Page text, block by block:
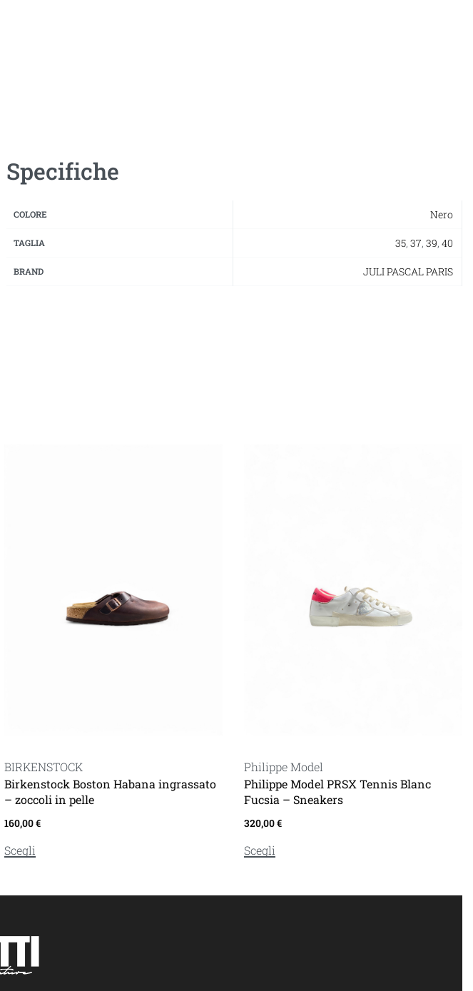
Specifiche
COLORE Nero
TAGLIA 35, 37, 39, 40
BRAND JULI PASCAL PARIS
BIRKENSTOCK
Birkenstock Boston Habana ingrassato
– zoccoli in pelle
160,00€
Scegli
Philippe Model
Philippe Model PRSX Tennis Blanc
Fucsia – Sneakers
320,00€
Scegli